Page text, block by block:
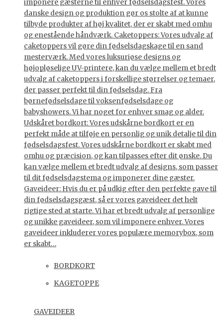
imponere gæsterne til enhver fødselsdagsfest. Vores
danske design og produktion gør os stolte af at kunne
tilbyde produkter af høj kvalitet, der er skabt med omhu
og enestående håndværk. Caketoppers: Vores udvalg af
caketoppers vil gøre din fødselsdagskage til en sand
mesterværk. Med vores luksuriøse designs og
højopløselige UV-printere, kan du vælge mellem et bredt
udvalg af caketoppers i forskellige størrelser og temaer,
der passer perfekt til din fødselsdag. Fra
børnefødselsdage til voksenfødselsdage og
babyshowers. Vi har noget for enhver smag og alder.
Udskåret bordkort: Vores udskårne bordkort er en
perfekt måde at tilføje en personlig og unik detalje til din
fødselsdagsfest. Vores udskårne bordkort er skabt med
omhu og præcision, og kan tilpasses efter dit ønske. Du
kan vælge mellem et bredt udvalg af designs, som passer
til dit fødselsdagstema og imponerer dine gæster.
Gaveideer: Hvis du er på udkig efter den perfekte gave til
din fødselsdagsgæst, så er vores gaveideer det helt
rigtige sted at starte. Vi har et bredt udvalg af personlige
og unikke gaveideer, som vil imponere enhver. Vores
gaveideer inkluderer vores populære memorybox, som
er skabt…
BORDKORT
KAGETOPPE
GAVEIDEER